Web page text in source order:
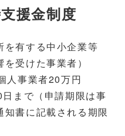
援金制度
を有する中小企業等
受けた事業者）
人事業者20万円
まで（申請期限は事
書に記載される期限